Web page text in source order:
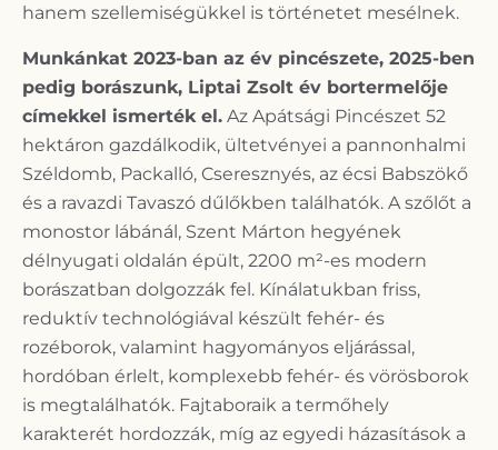
hanem szellemiségükkel is történetet mesélnek.
Munkánkat 2023-ban az év pincészete, 2025-ben
pedig borászunk, Liptai Zsolt év bortermelője
címekkel ismerték el. Az Apátsági Pincészet 52
hektáron gazdálkodik, ültetvényei a pannonhalmi
Széldomb, Packalló, Cseresznyés, az écsi Babszökő
és a ravazdi Tavaszó dűlőkben találhatók. A szőlőt a
monostor lábánál, Szent Márton hegyének
délnyugati oldalán épült, 2200 m²-es modern
borászatban dolgozzák fel. Kínálatukban friss,
reduktív technológiával készült fehér- és
rozéborok, valamint hagyományos eljárással,
hordóban érlelt, komplexebb fehér- és vörösborok
is megtalálhatók. Fajtaboraik a termőhely
karakterét hordozzák, míg az egyedi házasítások a